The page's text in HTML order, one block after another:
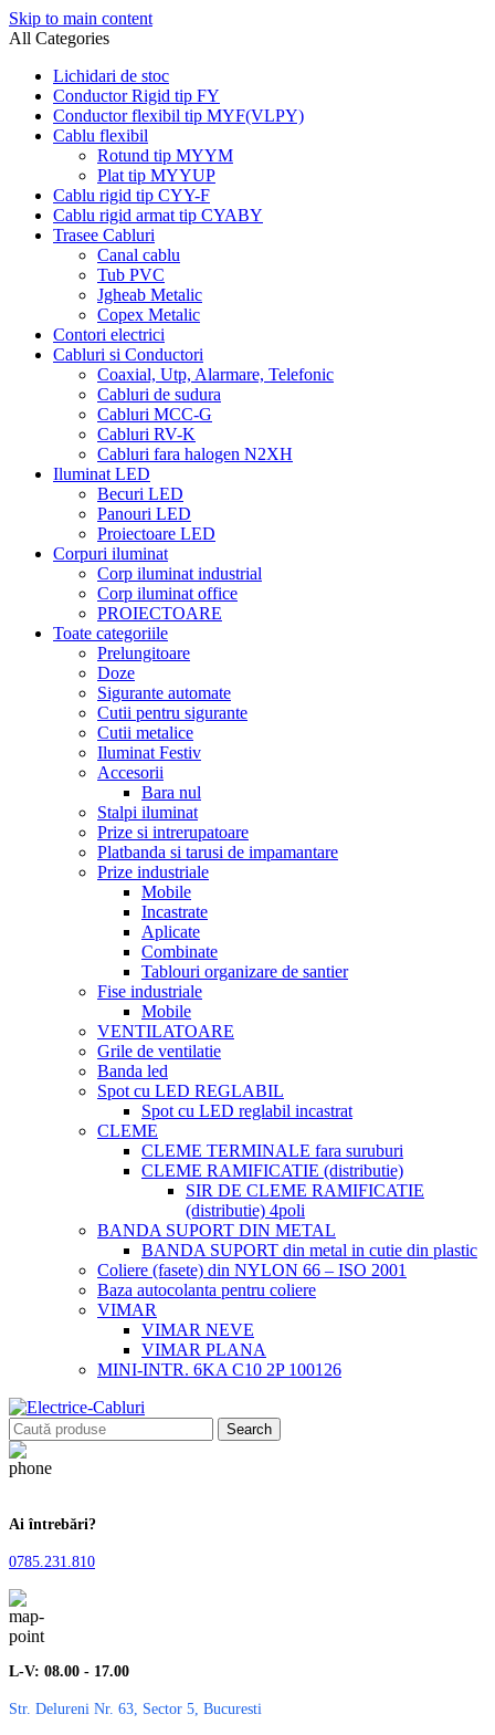
Skip to main content
All Categories
Lichidari de stoc
Conductor Rigid tip FY
Conductor flexibil tip MYF(VLPY)
Cablu flexibil
Rotund tip MYYM
Plat tip MYYUP
Cablu rigid tip CYY-F
Cablu rigid armat tip CYABY
Trasee Cabluri
Canal cablu
Tub PVC
Jgheab Metalic
Copex Metalic
Contori electrici
Cabluri si Conductori
Coaxial, Utp, Alarmare, Telefonic
Cabluri de sudura
Cabluri MCC-G
Cabluri RV-K
Cabluri fara halogen N2XH
Iluminat LED
Becuri LED
Panouri LED
Proiectoare LED
Corpuri iluminat
Corp iluminat industrial
Corp iluminat office
PROIECTOARE
Toate categoriile
Prelungitoare
Doze
Sigurante automate
Cutii pentru sigurante
Cutii metalice
Iluminat Festiv
Accesorii
Bara nul
Stalpi iluminat
Prize si intrerupatoare
Platbanda si tarusi de impamantare
Prize industriale
Mobile
Incastrate
Aplicate
Combinate
Tablouri organizare de santier
Fise industriale
Mobile
VENTILATOARE
Grile de ventilatie
Banda led
Spot cu LED REGLABIL
Spot cu LED reglabil incastrat
CLEME
CLEME TERMINALE fara suruburi
CLEME RAMIFICATIE (distributie)
SIR DE CLEME RAMIFICATIE
(distributie) 4poli
BANDA SUPORT DIN METAL
BANDA SUPORT din metal in cutie din plastic
Coliere (fasete) din NYLON 66 – ISO 2001
Baza autocolanta pentru coliere
VIMAR
VIMAR NEVE
VIMAR PLANA
MINI-INTR. 6KA C10 2P 100126
Search
Ai întrebări?
0785.231.810
L-V: 08.00 - 17.00
Str. Delureni Nr. 63, Sector 5, Bucuresti